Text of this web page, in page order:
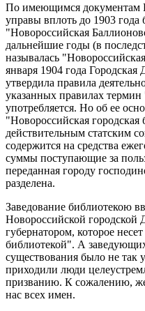
По имеющимся документам
управы вплоть до 1903 года
"Новороссийская
дальнейшие годы (в
называлась
января 1904 года Городская
утвердила правила
указанных правилах
употребляется. Но об ее
"Новороссийская городская
действительным статским
содержится на средства
суммы поступающие за
переданная городу
разделена.
Заведование библиотекою
Новороссийской
губернатором, которое
библиотекой". А
существования было не
приходили люди
призванию. К сожалению,
нас всех имен.